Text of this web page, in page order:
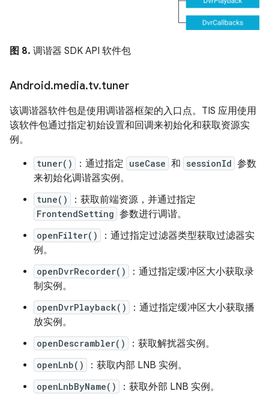
图 8. 调谐器 SDK API 软件包
Android.media.tv.tuner
该调谐器软件包是使用调谐器框架的入口点。TIS 应用使用
该软件包通过指定初始设置和回调来初始化和获取资源实
例。
tuner() ：通过指定 useCase 和 sessionId 参数
来初始化调谐器实例。
tune() ：获取前端资源，并通过指定
FrontendSetting 参数进行调谐。
openFilter()
：通过指定过滤器类型获取过滤器实
例。
openDvrRecorder()
：通过指定缓冲区大小获取录
制实例。
openDvrPlayback()
：通过指定缓冲区大小获取播
放实例。
openDescrambler() ：获取解扰器实例。
openLnb() ：获取内部 LNB 实例。
openLnbByName() ：获取外部 LNB 实例。